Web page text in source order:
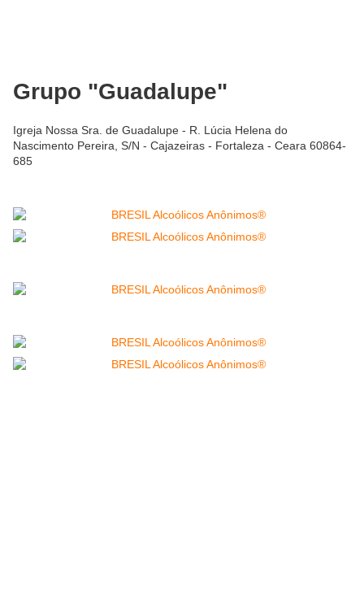
Grupo "Guadalupe"
Igreja Nossa Sra. de Guadalupe - R. Lúcia Helena do
Nascimento Pereira, S/N - Cajazeiras - Fortaleza - Ceara 60864-
685